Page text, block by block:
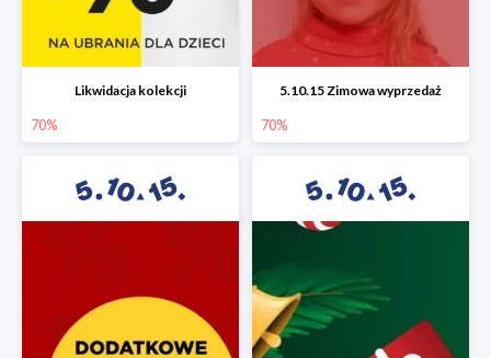
Likwidacja kolekcji
70%
5.10.15 Zimowa wyprzedaż
70%